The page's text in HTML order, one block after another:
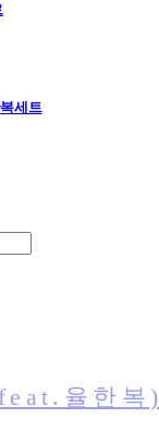
세트
율한복)